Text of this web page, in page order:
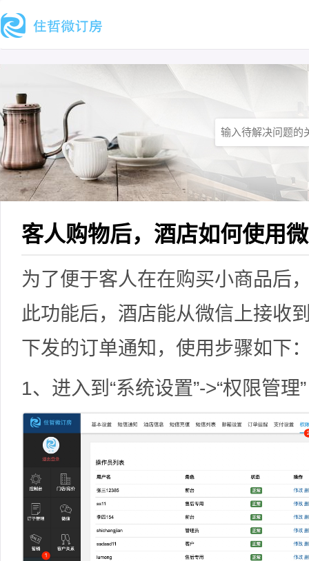
客人购物后，酒店如何使用
为了便于客人在在购买小商品后
此功能后，酒店能从微信上接收
下发的订单通知，使用步骤如下
1、进入到“系统设置”->“权限管理”